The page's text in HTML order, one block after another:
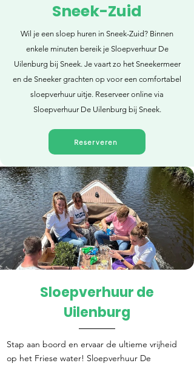
Sneek-Zuid
Wil je een sloep huren in Sneek-Zuid? Binnen
enkele minuten bereik je Sloepverhuur De
Uilenburg bij Sneek. Je vaart zo het Sneekermeer
en de Sneeker grachten op voor een comfortabel
sloepverhuur uitje. Reserveer online via
Sloepverhuur De Uilenburg bij Sneek.
Reserveren
Direct reserveren
Sloepverhuur de
Uilenburg
Stap aan boord en ervaar de ultieme vrijheid
op het Friese water! Sloepverhuur De